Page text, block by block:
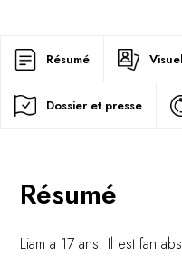
Résumé
Dossier et presse
Résumé
Liam a 17 ans. Il est fan